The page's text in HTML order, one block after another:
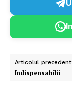
Articolul precedent
Indispensabilii